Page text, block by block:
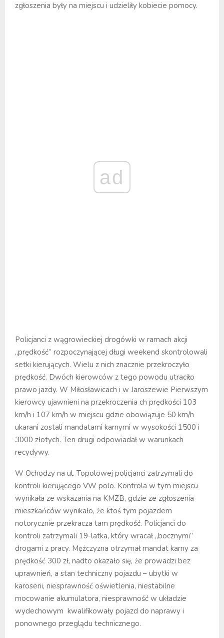
zgłoszenia były na miejscu i udzieliły kobiecie pomocy.
ad
Policjanci z wągrowieckiej drogówki w ramach akcji
„prędkość” rozpoczynającej długi weekend skontrolowali
setki kierujących. Wielu z nich znacznie przekroczyło
prędkość. Dwóch kierowców z tego powodu utraciło
prawo jazdy. W Miłosławicach i w Jaroszewie Pierwszym
kierowcy ujawnieni na przekroczenia ch prędkości 103
km/h i 107 km/h w miejscu gdzie obowiązuje 50 km/h
ukarani zostali mandatami karnymi w wysokości 1500 i
3000 złotych. Ten drugi odpowiadał w warunkach
recydywy.
W Ochodzy na ul. Topolowej policjanci zatrzymali do
kontroli kierującego VW polo. Kontrola w tym miejscu
wynikała ze wskazania na KMZB, gdzie ze zgłoszenia
mieszkańców wynikało, że ktoś tym pojazdem
notorycznie przekracza tam prędkość. Policjanci do
kontroli zatrzymali 19-latka, który wracał „bocznymi”
drogami z pracy. Mężczyzna otrzymał mandat karny za
prędkość 300 zł, nadto okazało się, że prowadzi bez
uprawnień, a stan techniczny pojazdu – ubytki w
karoserii, niesprawność oświetlenia, niestabilne
mocowanie akumulatora, niesprawność w układzie
wydechowym kwalifikowały pojazd do naprawy i
ponownego przeglądu technicznego.